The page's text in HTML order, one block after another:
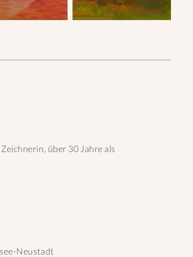
über 30 Jahre als
Neustadt